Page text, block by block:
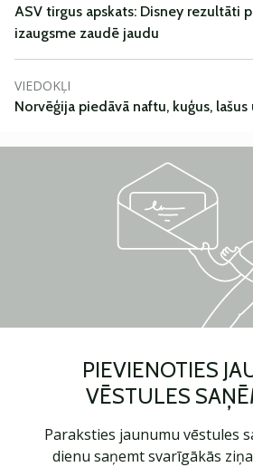
ASV tirgus apskats: Disney rezultāti
izaugsme zaudē jaudu
VIEDOKĻI
Norvēģija piedāvā naftu, kuģus,
PIEVIENOTIES
VĒSTULES
Paraksties jaunumu vēstules
dienu saņemt svarīgākās